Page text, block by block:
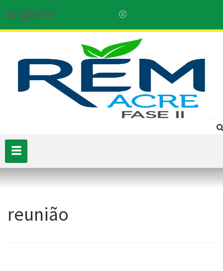
ac.gov.br
reunião